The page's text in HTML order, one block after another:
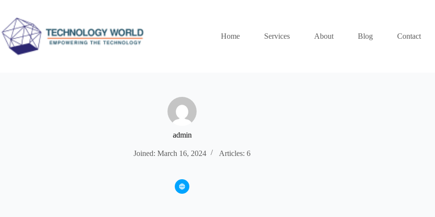
content
Home
Services About Blog Contact
admin
Joined: March 16, 2024 Articles: 6